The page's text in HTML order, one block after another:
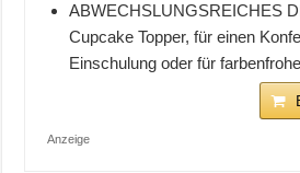
ABWECHSLUNGSREICHES
Cupcake Topper, für einen
Einschulung oder für
Anzeige